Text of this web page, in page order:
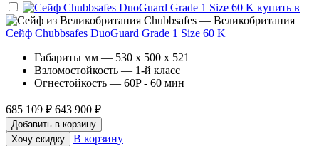
Chubbsafes — Великобритания
Сейф Chubbsafes DuoGuard Grade 1 Size 60 K
Габариты мм — 530 x 500 x 521
Взломостойкость — 1-й класс
Огнестойкость — 60P - 60 мин
685 109 ₽ 643 900 ₽
Добавить в корзину
Хочу скидку
В корзину